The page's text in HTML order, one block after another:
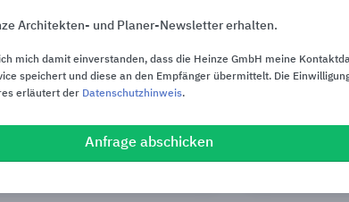
Bodenbeläge CREATION
Rockfon
Architekten- und Planer-Newsletter erhalten.
mich damit einverstanden, dass die Heinze GmbH meine
speichert und diese an den Empfänger übermittelt. Die
erläutert der Datenschutzhinweis.
Anfrage abschicken